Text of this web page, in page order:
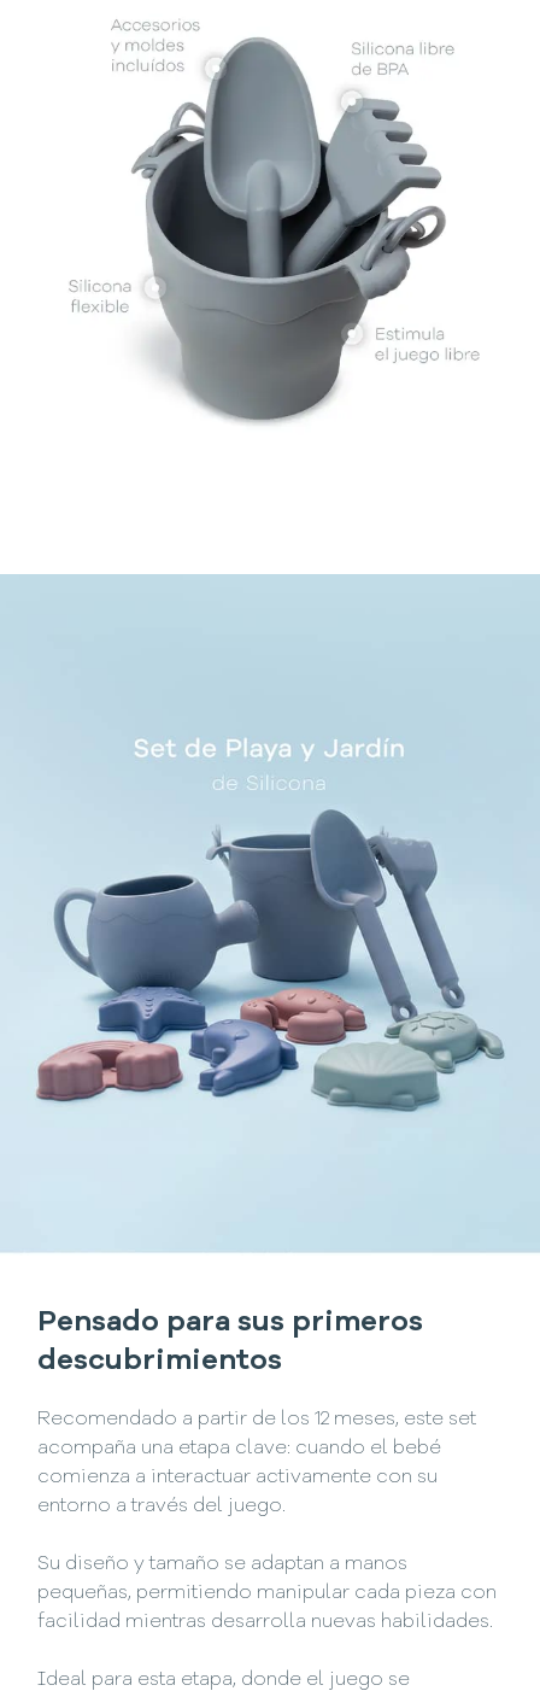
Pensado para sus primeros
descubrimientos
Recomendado a partir de los 12 meses, este set
acompaña una etapa clave: cuando el bebé
comienza a interactuar activamente con su
entorno a través del juego.
Su diseño y tamaño se adaptan a manos
pequeñas, permitiendo manipular cada pieza con
facilidad mientras desarrolla nuevas habilidades.
Ideal para esta etapa, donde el juego se